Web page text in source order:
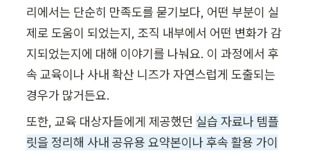
리에서는 단순히 만족도를 묻기보다, 어떤 부분이 실
제로 도움이 되었는지, 조직 내부에서 어떤 변화가 감
지되었는지에 대해 이야기를 나눠요. 이 과정에서 후
속 교육이나 사내 확산 니즈가 자연스럽게 도출되는
경우가 많거든요.
또한, 교육 대상자들에게 제공했던 실습 자료나 템플
릿을 정리해 사내 공유용 요약본이나 후속 활용 가이